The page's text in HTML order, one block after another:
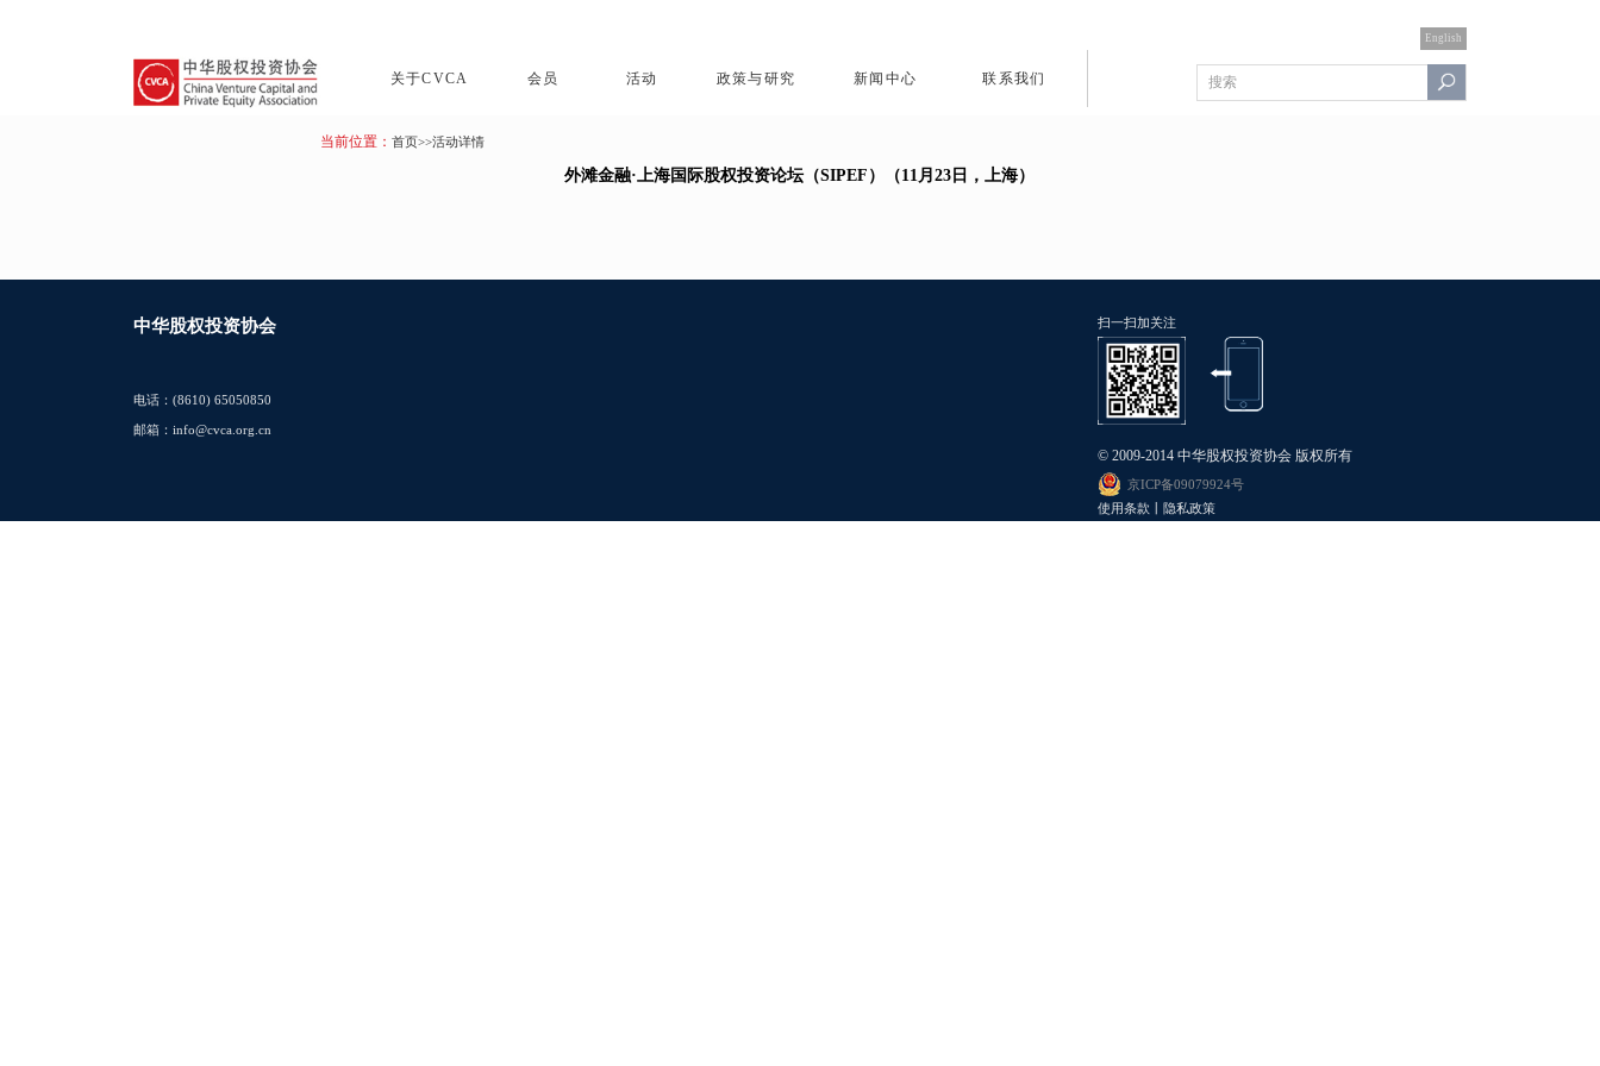
English
关于CVCA 会员 活动 政策与研究 新闻中心 联系我们
当前位置： 首页>>活动详情
外滩金融·上海国际股权投资论坛（SIPEF）（11月23日，上海）
中华股权投资协会
电话：(8610) 65050850
邮箱：info@cvca.org.cn
扫一扫加关注
© 2009-2014 中华股权投资协会 版权所有
京ICP备09079924号
使用条款丨隐私政策